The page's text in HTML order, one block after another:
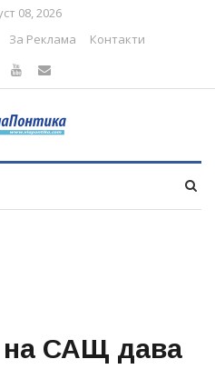
08, 2026
За Реклама Контакти
на САЩ дава